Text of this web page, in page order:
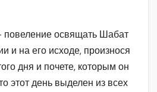
повеление освящать Шабат
и на его исходе, произнося
дня и почете, которым он
этот день выделен из всех